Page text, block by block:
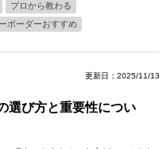
プロから教わる
ボーダーおすすめ
更新日：2025/11/13
選び方と重要性につい